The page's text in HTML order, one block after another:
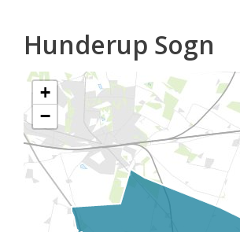
Hunderup Sogn
+
−